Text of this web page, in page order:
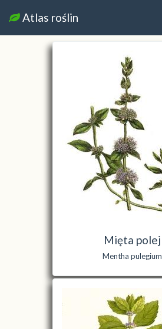
Atlas roślin
Mięta polej
Mentha pulegium